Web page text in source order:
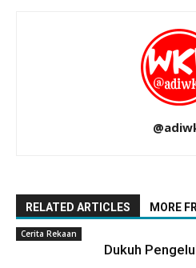
RELATED ARTICLES MORE
Cerita Rekaan
Dukuh